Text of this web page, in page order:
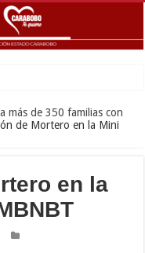
más de 350 familias con
de Mortero en la Mini
en la